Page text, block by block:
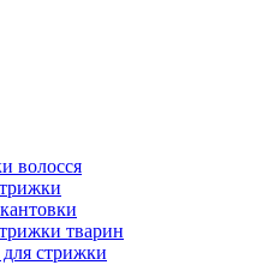
волосся
тварин
стрижки